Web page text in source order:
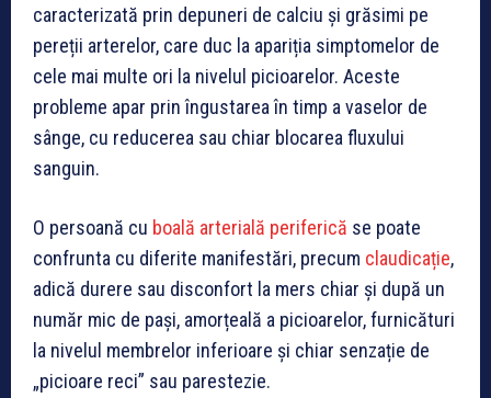
caracterizată prin depuneri de calciu și grăsimi pe
pereții arterelor, care duc la apariția simptomelor de
cele mai multe ori la nivelul picioarelor. Aceste
probleme apar prin îngustarea în timp a vaselor de
sânge, cu reducerea sau chiar blocarea fluxului
sanguin.
O persoană cu boală arterială periferică se poate
confrunta cu diferite manifestări, precum claudicație,
adică durere sau disconfort la mers chiar și după un
număr mic de pași, amorțeală a picioarelor, furnicături
la nivelul membrelor inferioare și chiar senzație de
„picioare reci” sau parestezie.